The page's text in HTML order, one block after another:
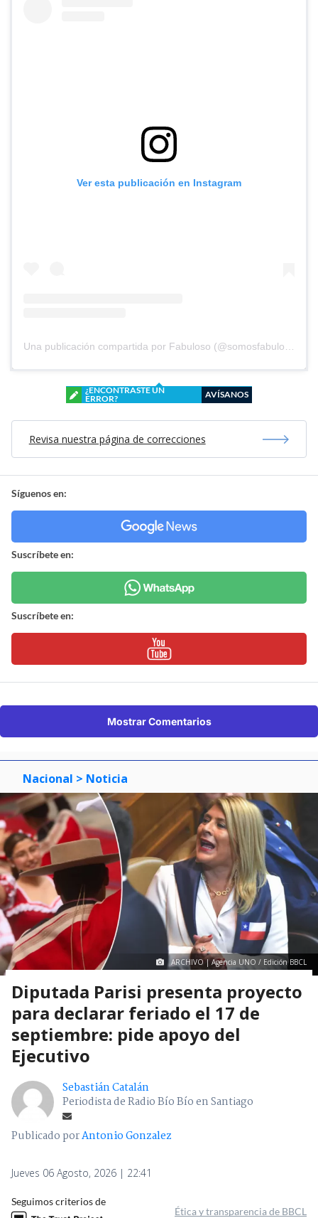
Ver esta publicación en Instagram
¿ENCONTRASTE UN
ERROR?
AVÍSANOS
Revisa nuestra página de correcciones
Síguenos en:
Suscríbete en:
Suscríbete en:
Mostrar Comentarios
Nacional > Noticia
ARCHIVO | Agencia UNO / Edición BBCL
Diputada Parisi presenta proyecto
para declarar feriado el 17 de
septiembre: pide apoyo del
Ejecutivo
Sebastián Catalán
Periodista de Radio Bío Bío en Santiago
Publicado porAntonio Gonzalez
Jueves 06 Agosto, 2026 | 22:41
Seguimos criterios de
Ética y transparencia de BBCL